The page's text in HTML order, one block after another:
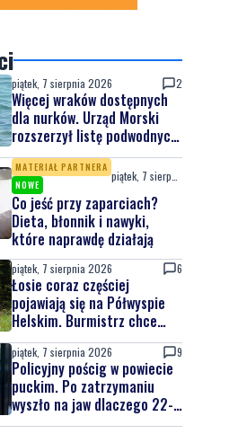
piątek, 7 sierpnia 2026 2
Więcej wraków dostępnych
dla nurków. Urząd Morski
rozszerzył listę podwodnych
atrakcji
MATERIAŁ PARTNERA
NOWE
Co jeść przy zaparciach?
Dieta, błonnik i nawyki,
które naprawdę działają
piątek, 7 sierpnia 2026 6
Łosie coraz częściej
pojawiają się na Półwyspie
Helskim. Burmistrz chce
nowych znaków drogowych
piątek, 7 sierpnia 2026 9
Policyjny pościg w powiecie
puckim. Po zatrzymaniu
wyszło na jaw dlaczego 22-
latek uciekał